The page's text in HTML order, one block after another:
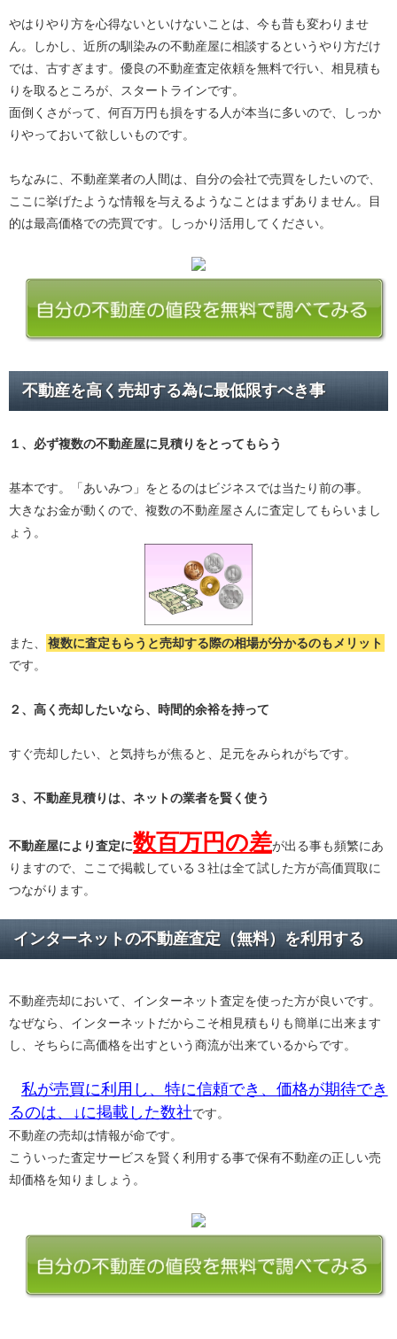
やはりやり方を心得ないといけないことは、今も昔も変わりませ
ん。しかし、近所の馴染みの不動産屋に相談するというやり方だけ
では、古すぎます。優良の不動産査定依頼を無料で行い、相見積も
りを取るところが、スタートラインです。
面倒くさがって、何百万円も損をする人が本当に多いので、しっか
りやっておいて欲しいものです。
ちなみに、不動産業者の人間は、自分の会社で売買をしたいので、
ここに挙げたような情報を与えるようなことはまずありません。目
的は最高価格での売買です。しっかり活用してください。
不動産を高く売却する為に最低限すべき事
１、必ず複数の不動産屋に見積り をとってもらう
基本です。「あいみつ」をとるのはビジネスでは当たり前の事。
大きなお金が動くので、複数の不動産屋さんに査定してもらいまし
ょう。
また、 複数に査定もらうと売却する際の相場が分かるのもメリット
です。
２、高く売却したいなら、時間的余裕を持って
すぐ売却したい、と気持ちが焦ると、足元をみられがちです。
３、不動産見積りは、ネットの業者を賢く使う
不動産屋により査定に数百万円の差が出る事も頻繁にあ
りますので、ここで掲載している３社は全て試した方が高価買取に
つながります。
インターネットの不動産査定（無料）を利用する
不動産売却において、インターネット査定を使った方が良いです。
なぜなら、インターネットだからこそ相見積もりも簡単に出来ます
し、そちらに高価格を出すという商流が出来ているからです。
私が売買に利用し、特に信頼でき、価格が期待でき
るのは、↓に掲載した数社です。
不動産の売却は情報が命です。
こういった査定サービスを賢く利用する事で保有不動産の正しい売
却価格を知りましょう。